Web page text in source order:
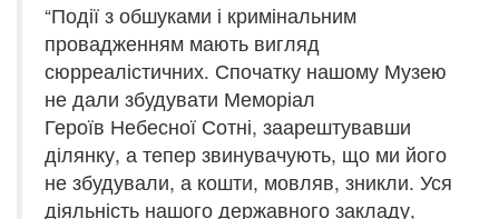
“Події з обшуками і кримінальним
провадженням мають вигляд
сюрреалістичних. Спочатку нашому Музею
не дали збудувати Меморіал
Героїв Небесної Сотні, заарештувавши
ділянку, а тепер звинувачують, що ми його
не збудували, а кошти, мовляв, зникли. Уся
діяльність нашого державного закладу,